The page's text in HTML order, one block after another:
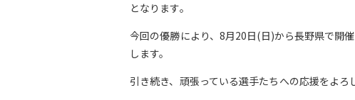
となります。
今回の優勝により、8月20日(日)から長野県で開
します。
引き続き、頑張っている選手たちへの応援をよろ